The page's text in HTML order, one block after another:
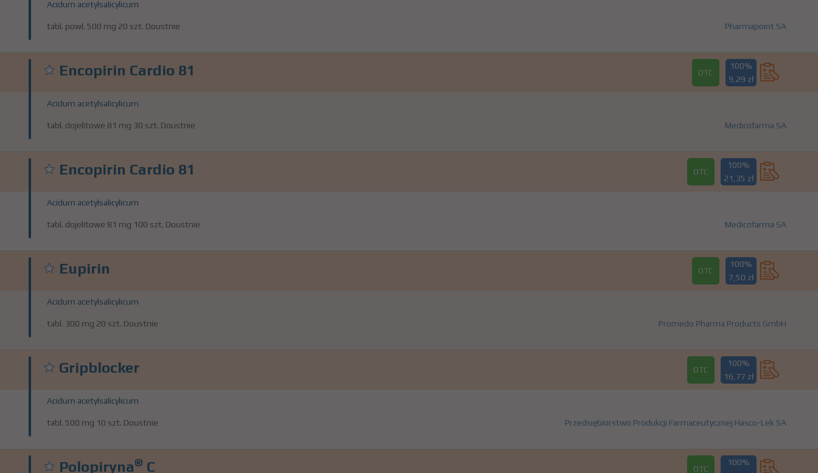
Acidum acetylsalicylicum
tabl. powl. 500 mg 20 szt. Doustnie Pharmapoint SA
Encopirin Cardio 81 OTC
100%
9,29 zł
Acidum acetylsalicylicum
tabl. dojelitowe 81 mg 30 szt. Doustnie Medicofarma SA
Encopirin Cardio 81 OTC
100%
21,35 zł
Acidum acetylsalicylicum
tabl. dojelitowe 81 mg 100 szt. Doustnie Medicofarma SA
Eupirin OTC
100%
7,50 zł
Acidum acetylsalicylicum
tabl. 300 mg 20 szt. Doustnie Promedo Pharma Products GmbH
Gripblocker OTC
100%
16,77 zł
Acidum acetylsalicylicum
tabl. 500 mg 10 szt. Doustnie Przedsiębiorstwo Produkcji Farmaceutycznej Hasco-Lek SA
Polopiryna® C OTC
100%